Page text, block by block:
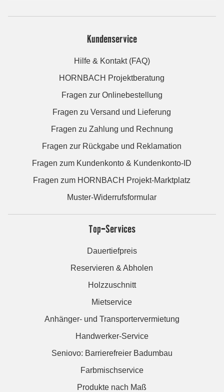
Kundenservice
Hilfe & Kontakt (FAQ)
HORNBACH Projektberatung
Fragen zur Onlinebestellung
Fragen zu Versand und Lieferung
Fragen zu Zahlung und Rechnung
Fragen zur Rückgabe und Reklamation
Fragen zum Kundenkonto & Kundenkonto-ID
Fragen zum HORNBACH Projekt-Marktplatz
Muster-Widerrufsformular
Top-Services
Dauertiefpreis
Reservieren & Abholen
Holzzuschnitt
Mietservice
Anhänger- und Transportervermietung
Handwerker-Service
Seniovo: Barrierefreier Badumbau
Farbmischservice
Produkte nach Maß